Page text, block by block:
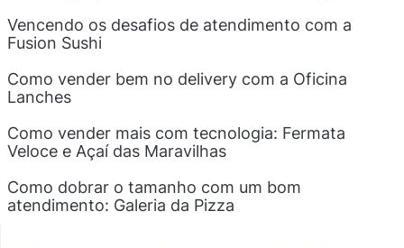
Vencendo os desafios de atendimento com a
Fusion Sushi
Como vender bem no delivery com a Oficina
Lanches
Como vender mais com tecnologia: Fermata
Veloce e Açaí das Maravilhas
Como dobrar o tamanho com um bom
atendimento: Galeria da Pizza